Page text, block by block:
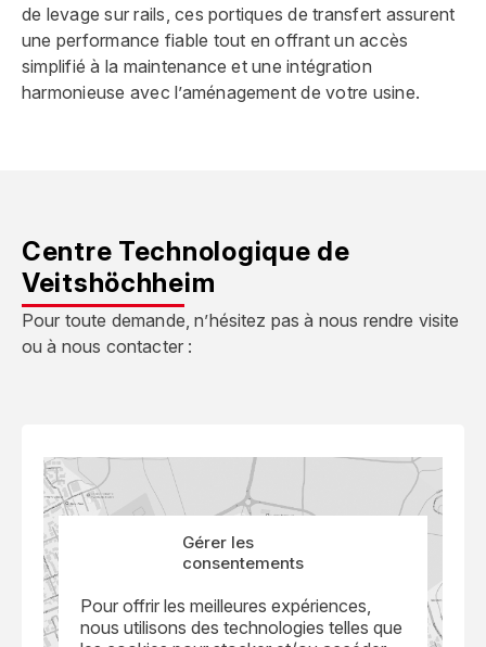
Gérer les
consentements
Pour offrir les meilleures expériences,
nous utilisons des technologies telles que
de levage sur rails, ces portiques de transfert assurent
une performance fiable tout en offrant un accès
simplifié à la maintenance et une intégration
harmonieuse avec l’aménagement de votre usine.
Centre Technologique de
Veitshöchheim
Pour toute demande, n’hésitez pas à nous rendre visite
ou à nous contacter :